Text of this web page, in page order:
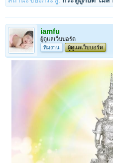
iamfu
ผู้ดูแลเว็บบอร์ด
ทีมงาน
ผู้ดูแลเว็บบอร์ด